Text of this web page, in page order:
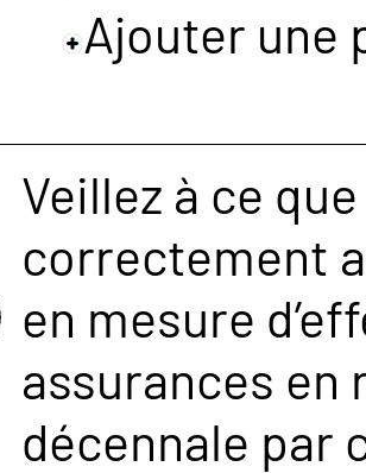
Ajouter une
Veillez à ce
correctement
en mesure
assurances
décennale par